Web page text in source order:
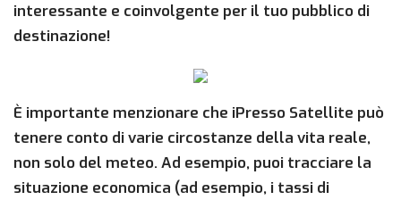
interessante e coinvolgente per il tuo pubblico di
destinazione!
È importante menzionare che iPresso Satellite può
tenere conto di varie circostanze della vita reale,
non solo del meteo. Ad esempio, puoi tracciare la
situazione economica (ad esempio, i tassi di